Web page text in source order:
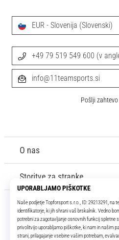
Že več kot 16 let smo vaši soigralci
O nas
Storitve za stranke
EUR - Slovenija (Slovenski)
+49 79 519 549 600 (v
info@11teamsports.si
Pošlji